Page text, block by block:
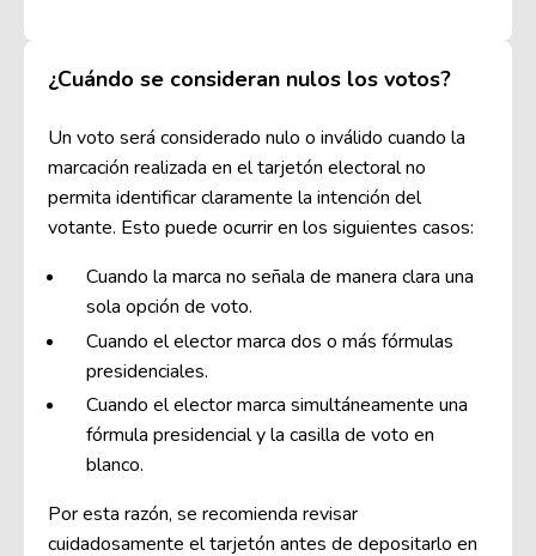
¿Cuándo se consideran nulos los votos?
Un voto será considerado nulo o inválido cuando la
marcación realizada en el tarjetón electoral no
permita identificar claramente la intención del
votante. Esto puede ocurrir en los siguientes casos:
Cuando la marca no señala de manera clara una
sola opción de voto.
Cuando el elector marca dos o más fórmulas
presidenciales.
Cuando el elector marca simultáneamente una
fórmula presidencial y la casilla de voto en
blanco.
Por esta razón, se recomienda revisar
cuidadosamente el tarjetón antes de depositarlo en